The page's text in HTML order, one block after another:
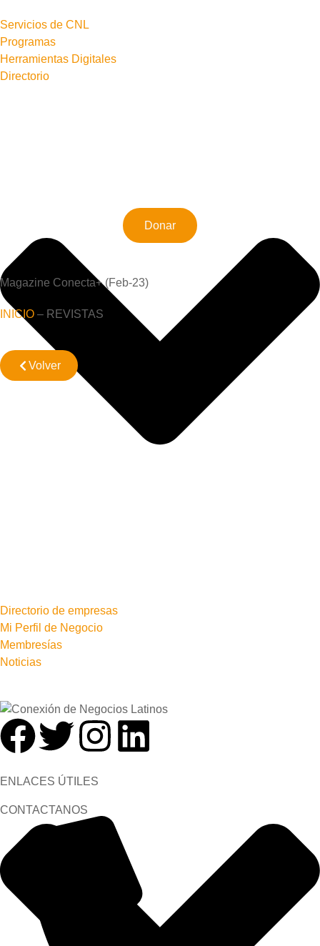
Servicios de CNL
Programas
Herramientas Digitales
Directorio
Directorio de empresas
Mi Perfil de Negocio
Membresías
Noticias
Donar
Magazine Conecta+ (Feb-23)
INICIO – REVISTAS
Volver
ENLACES ÚTILES
CONTACTANOS